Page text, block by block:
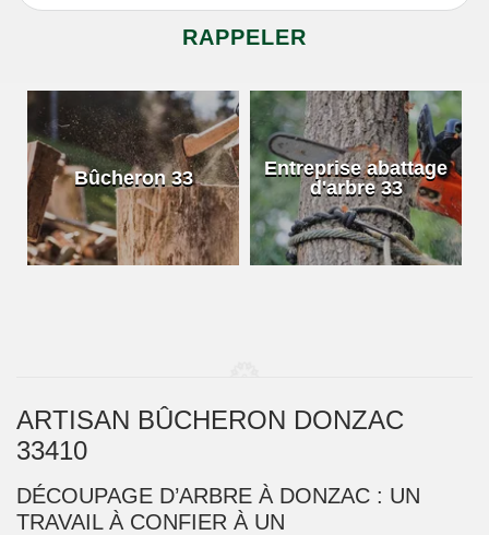
Bûcheron 33
Entreprise abattage
d'arbre 33
ARTISAN BÛCHERON DONZAC
33410
DÉCOUPAGE D’ARBRE À DONZAC : UN
TRAVAIL À CONFIER À UN